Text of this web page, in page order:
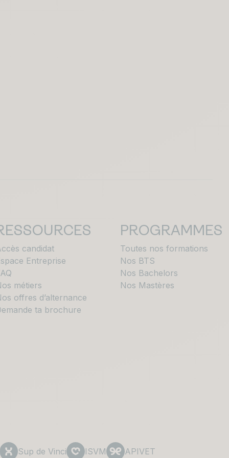
candidat
Entreprise
métiers
offres d’alternance
ta brochure
PROGRAMMES
Toutes nos formations
Nos BTS
Nos Bachelors
Nos Mastères
Sup de Vinci ISVM APIVET